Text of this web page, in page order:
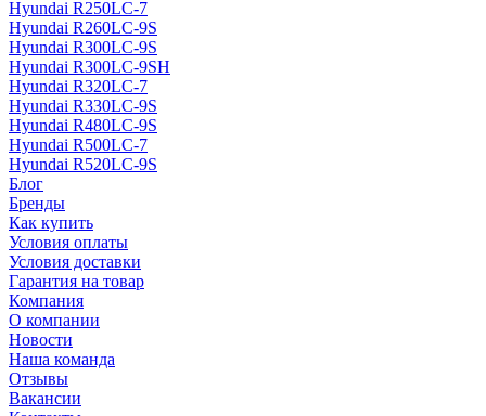
Hyundai R250LC-7
Hyundai R260LC-9S
Hyundai R300LC-9S
Hyundai R300LC-9SH
Hyundai R320LC-7
Hyundai R330LC-9S
Hyundai R480LC-9S
Hyundai R500LC-7
Hyundai R520LC-9S
Блог
Бренды
Как купить
Условия оплаты
Условия доставки
Гарантия на товар
Компания
О компании
Новости
Наша команда
Отзывы
Вакансии